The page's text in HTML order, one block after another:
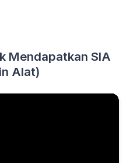
Mendapatkan SIA
Alat)